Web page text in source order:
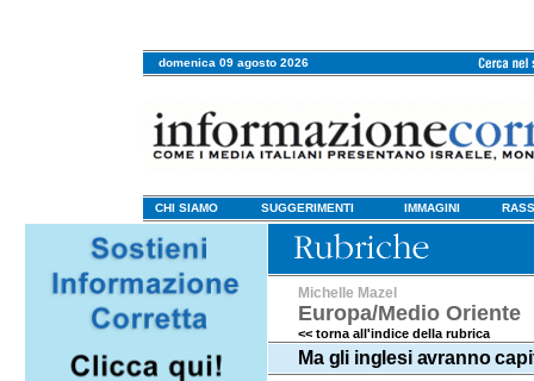
domenica 09 agosto 2026
CHI SIAMO SUGGERIMENTI IMMAGINI
Michelle Mazel
Europa/Medio Oriente
<< torna all'indice della rubrica
Ma gli inglesi avranno